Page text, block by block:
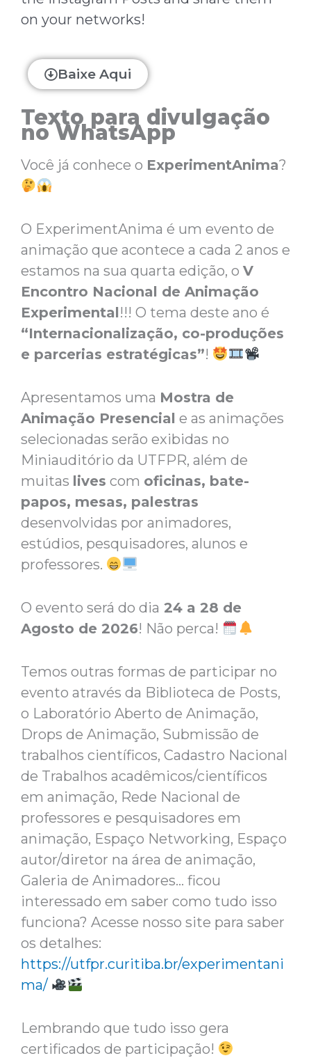
on your networks!
Baixe Aqui
Texto para divulgação
no WhatsApp
Você já conhece o ExperimentAnima?
O ExperimentAnima é um evento de
animação que acontece a cada 2 anos e
estamos na sua quarta edição, o V
Encontro Nacional de Animação
Experimental!!! O tema deste ano é
“Internacionalização, co-produções
e parcerias estratégicas”!
Apresentamos uma Mostra de
Animação Presencial e as animações
selecionadas serão exibidas no
Miniauditório da UTFPR, além de
muitas lives com oficinas, bate-
papos, mesas, palestras
desenvolvidas por animadores,
estúdios, pesquisadores, alunos e
professores.
O evento será do dia 24 a 28 de
Agosto de 2026! Não perca!
Temos outras formas de participar no
evento através da Biblioteca de Posts,
o Laboratório Aberto de Animação,
Drops de Animação, Submissão de
trabalhos científicos, Cadastro Nacional
de Trabalhos acadêmicos/científicos
em animação, Rede Nacional de
professores e pesquisadores em
animação, Espaço Networking, Espaço
autor/diretor na área de animação,
Galeria de Animadores… ficou
interessado em saber como tudo isso
funciona? Acesse nosso site para saber
os detalhes:
https://utfpr.curitiba.br/experimentani
ma/
Lembrando que tudo isso gera
certificados de participação!